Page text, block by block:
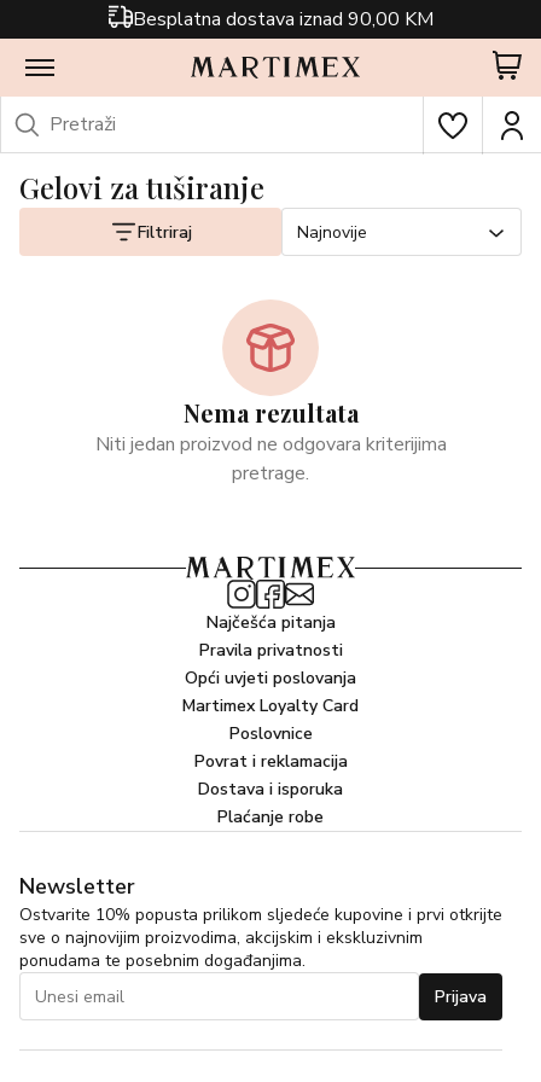
Besplatna dostava iznad 90,00 KM
Gelovi za tuširanje
Filtriraj Najnovije
Nema rezultata
Niti jedan proizvod ne odgovara kriterijima
pretrage.
Najčešća pitanja
Pravila privatnosti
Opći uvjeti poslovanja
Martimex Loyalty Card
Poslovnice
Povrat i reklamacija
Dostava i isporuka
Plaćanje robe
Newsletter
Ostvarite 10% popusta prilikom sljedeće kupovine i prvi otkrijte
sve o najnovijim proizvodima, akcijskim i ekskluzivnim
ponudama te posebnim događanjima.
Prijava